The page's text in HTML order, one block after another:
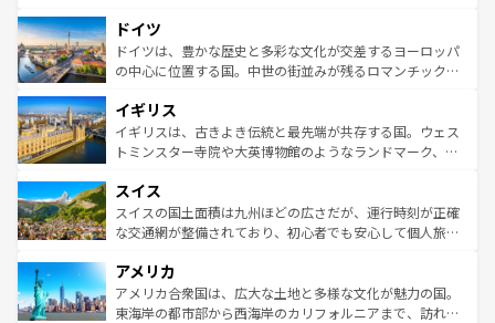
せる。地方によって風土や気候が異なるスペインはその個
性で訪れる人を魅了する。 なお、新着のスペイン情報は コ
ンテンツ一覧を参照してほしい。
で、幅広い魅力が詰まっている。華麗な宮殿、歴史的な大
聖堂、美しいビーチ、そして豊かな自然が、訪れる者を心
から魅了する。また、フランスは美食の国としても知ら
いる。シャンパンの発祥地であるランス、プロヴァンスの
香り高いラベンダー畑など、多彩な楽しみ方が可能だ。さ
らに、パリ以外の地域にも魅力が溢れており、どの街角に
れる地方に足を運ぶとそれぞれで全く異なる文化を体験で
きるだろう。 なお、新着のフランス情報はコンテンツ一覧
を参照してほしい。
ドイツ
ドイツは、豊かな歴史と多彩な文化が交差するヨーロッパ
の中心に位置する国。中世の街並みが残るロマンチック街
顔を持つこの国は、どこを歩いても飽きることがない。ベ
ルリンの文化的活気、バイエルン州のアルプスの絶景、そ
してライン川沿いのワイン畑といった風景は必見。ビール
は、お酒好きな人にはぜひ体験してほしい。 なお、新着の
ドイツ情報はコンテンツ一覧を参照してほしい。
イギリス
イギリスは、古きよき伝統と最先端が共存する国。ウェス
トミンスター寺院や大英博物館のようなランドマーク、歴
リアごとに異なる魅力がある。また、優雅なアフタヌーン
ティー、ビール好きにはたまらない英国パブ、サッカー観
戦など、本場だからこそできる体験も豊富。イギリスを旅
ンツ一覧を参照してほしい。
スイス
スイスの国土面積は九州ほどの広さだが、運行時刻が正確
な交通網が整備されており、初心者でも安心して個人旅行
の建物がそのまま残る町や、スイスならではのユニークな
博物館もあり、アルプス観光だけでなく町歩きも満喫する
ことができる。国民の所得が高いため物価も高いが、旅行
アメリカ
アメリカ合衆国は、広大な土地と多様な文化が魅力の国。
東海岸の都市部から西海岸のカリフォルニアまで、訪れる